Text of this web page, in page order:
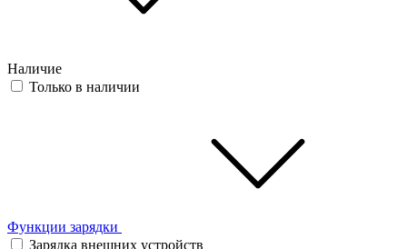
Наличие
Только в наличии
Функции зарядки
Зарядка внешних устройств